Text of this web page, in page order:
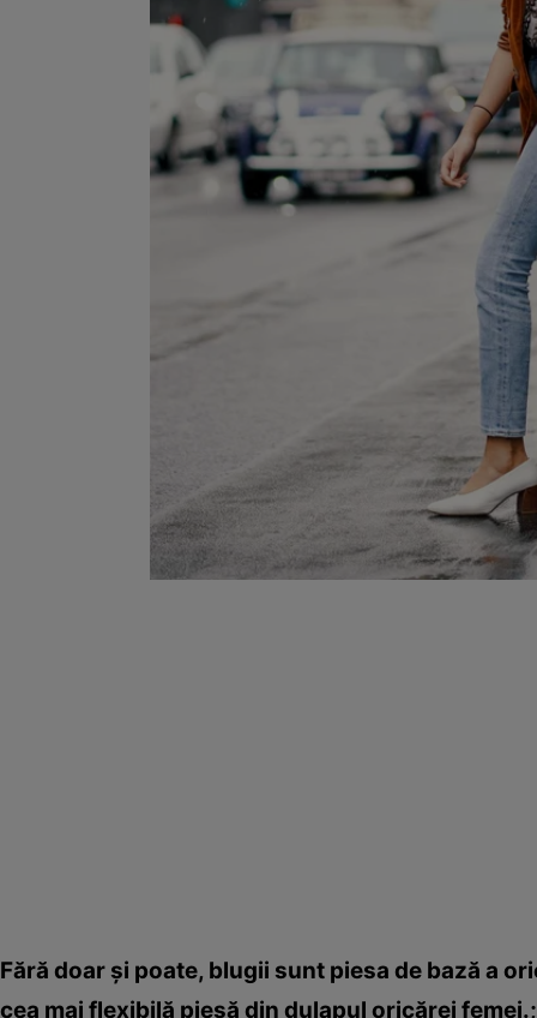
Fără doar şi poate, blugii sunt piesa de bază a
cea mai flexibilă piesă din dulapul oricărei femei.;